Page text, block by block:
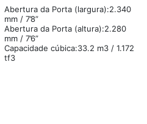
Abertura da Porta (largura):2.340
mm / 7’8”
Abertura da Porta (altura):2.280
mm / 7’6”
Capacidade cúbica:33.2 m3 / 1.172
tf3